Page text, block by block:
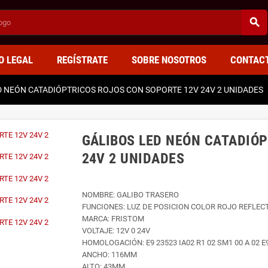
search
LEGAL REGÍSTRATE SOBRE NOSOTROS
NEÓN CATADIÓPTRICOS ROJOS CON SOPORTE 12V 24V 2 UNIDADES
GÁLIBOS LED NEÓN
24V 2 UNIDADES
NOMBRE: GALIBO TRASERO
FUNCIONES: LUZ DE POSICION COLOR ROJO
MARCA: FRISTOM
VOLTAJE: 12V 0 24V
HOMOLOGACIÓN: E9 23523 IA02 R1 02 SM1 00 A 02
ANCHO: 116MM